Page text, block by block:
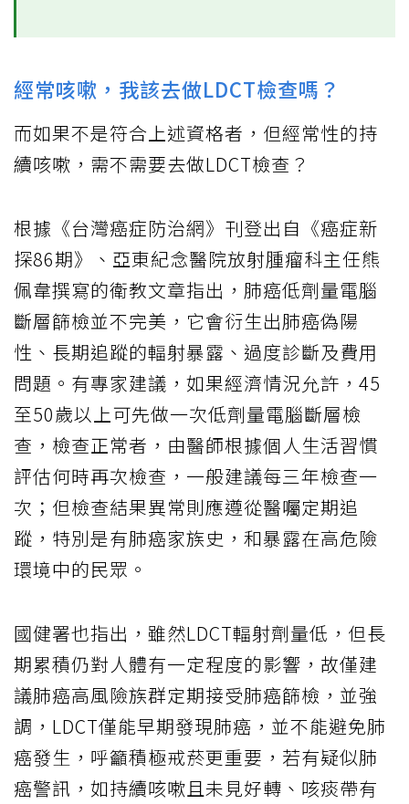
經常咳嗽，我該去做LDCT檢查嗎？
而如果不是符合上述資格者，但經常性的持
續咳嗽，需不需要去做LDCT檢查？
根據《台灣癌症防治網》刊登出自《癌症新
探86期》、亞東紀念醫院放射腫瘤科主任熊
佩韋撰寫的衛教文章指出，肺癌低劑量電腦
斷層篩檢並不完美，它會衍生出肺癌偽陽
性、長期追蹤的輻射暴露、過度診斷及費用
問題。有專家建議，如果經濟情況允許，45
至50歲以上可先做一次低劑量電腦斷層檢
查，檢查正常者，由醫師根據個人生活習慣
評估何時再次檢查，一般建議每三年檢查一
次；但檢查結果異常則應遵從醫囑定期追
蹤，特別是有肺癌家族史，和暴露在高危險
環境中的民眾。
國健署也指出，雖然LDCT輻射劑量低，但長
期累積仍對人體有一定程度的影響，故僅建
議肺癌高風險族群定期接受肺癌篩檢，並強
調，LDCT僅能早期發現肺癌，並不能避免肺
癌發生，呼籲積極戒菸更重要，若有疑似肺
癌警訊，如持續咳嗽且未見好轉、咳痰帶有